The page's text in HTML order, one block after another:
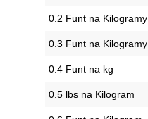
0.2 Funt na Kilogramy
0.3 Funt na Kilogramy
0.4 Funt na kg
0.5 lbs na Kilogram